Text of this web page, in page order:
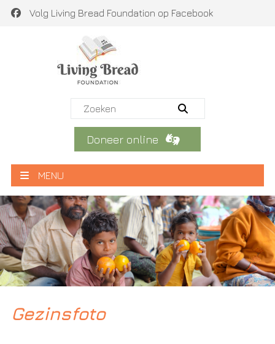
Volg Living Bread Foundation op Facebook
Doneer online
MENU
Gezinsfoto